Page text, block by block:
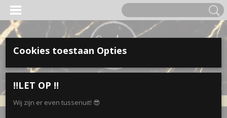
(0)
Cookies toestaan Opties
‼️LET OP ‼️
Wij zijn er even tussenuit! 😎